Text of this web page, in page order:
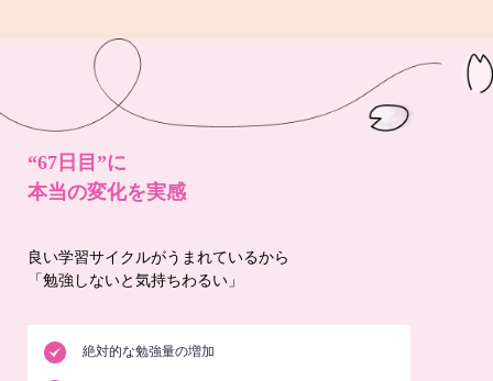
“67日目”に
本当の変化を実感
良い学習サイクルがうまれているから
「勉強しないと気持ちわるい」
絶対的な勉強量の増加